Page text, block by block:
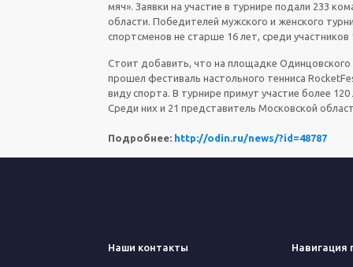
мяч». Заявки на участие в турнире подали 233
области. Победителей мужского и женского
спортсменов не старше 16 лет, среди
Стоит добавить, что на площадке
прошел фестиваль настольного тенниса
виду спорта. В турнире примут участие более
Среди них и 21 представитель Московской
Подробнее: http://odin.ru/news/?id=48787
Наши контакты Навигация